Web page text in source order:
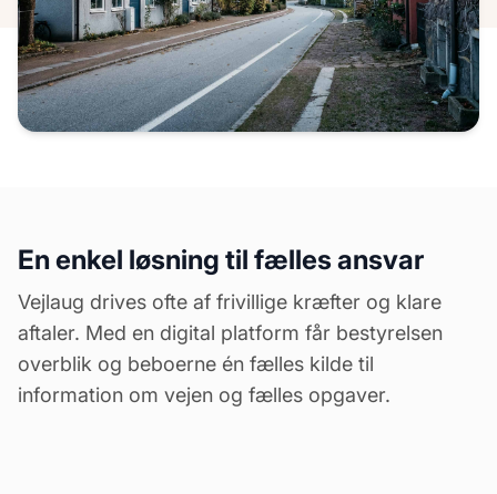
En enkel løsning til fælles ansvar
Vejlaug drives ofte af frivillige kræfter og klare
aftaler. Med en digital platform får bestyrelsen
overblik og beboerne én fælles kilde til
information om vejen og fælles opgaver.